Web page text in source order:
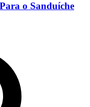
o Sanduíche